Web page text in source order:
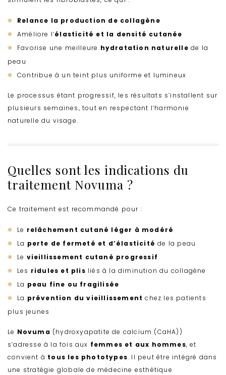
Relance la production de collagène
Améliore l’élasticité et la densité cutanée
Favorise une meilleure hydratation naturelle de la
peau
Contribue à un teint plus uniforme et lumineux
Le processus étant progressif, les résultats s’installent sur
plusieurs semaines, tout en respectant l’harmonie
naturelle du visage.
Quelles sont les indications du
traitement Novuma ?
Ce traitement est recommandé pour :
Le relâchement cutané léger à modéré
La perte de fermeté et d’élasticité de la peau
Le vieillissement cutané progressif
Les ridules et plis liés à la diminution du collagène
La peau fine ou fragilisée
La prévention du vieillissement chez les patients
plus jeunes
Le Novuma (hydroxyapatite de calcium (CaHA))
s’adresse à la fois aux femmes et aux hommes, et
convient à tous les phototypes. Il peut être intégré dans
une stratégie globale de médecine esthétique